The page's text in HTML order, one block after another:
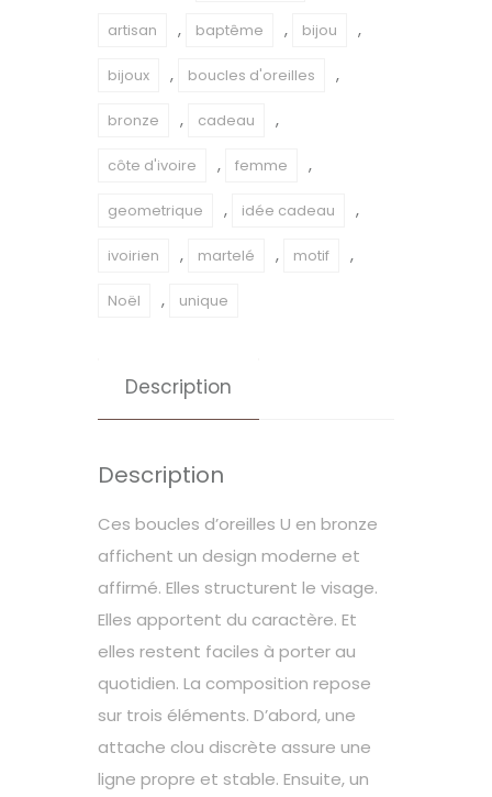
bronze
design
géométrique
en
Côte
artisan , baptême , bijou ,
bijoux , boucles d'oreilles ,
bronze , cadeau ,
côte d'ivoire , femme ,
geometrique , idée cadeau ,
ivoirien , martelé , motif ,
Noël , unique
Description
Description
Ces boucles d’oreilles U en bronze
affichent un design moderne et
affirmé. Elles structurent le visage.
Elles apportent du caractère. Et
elles restent faciles à porter au
quotidien. La composition repose
sur trois éléments. D’abord, une
attache clou discrète assure une
ligne propre et stable. Ensuite, un